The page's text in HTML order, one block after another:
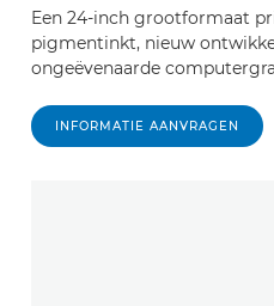
Een 24-inch grootformaat
pigmentinkt, nieuw
ongeëvenaarde
INFORMATIE AANVRAGEN